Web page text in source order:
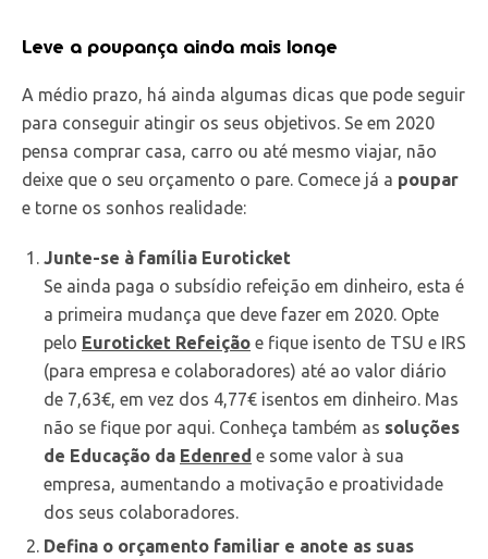
Leve a poupança ainda mais longe
A médio prazo, há ainda algumas dicas que pode seguir
para conseguir atingir os seus objetivos. Se em 2020
pensa comprar casa, carro ou até mesmo viajar, não
deixe que o seu orçamento o pare. Comece já a poupar
e torne os sonhos realidade:
Junte-se à família Euroticket
Se ainda paga o subsídio refeição em dinheiro, esta é
a primeira mudança que deve fazer em 2020. Opte
pelo Euroticket Refeição e fique isento de TSU e IRS
(para empresa e colaboradores) até ao valor diário
de 7,63€, em vez dos 4,77€ isentos em dinheiro. Mas
não se fique por aqui. Conheça também as soluções
de Educação da Edenred e some valor à sua
empresa, aumentando a motivação e proatividade
dos seus colaboradores.
Defina o orçamento familiar e anote as suas